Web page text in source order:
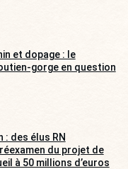
et dopage : le
gorge en question
: des élus RN
du projet de
à 50 millions d’euros